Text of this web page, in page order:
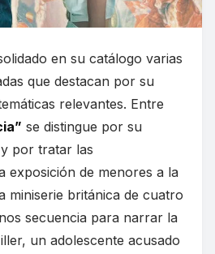
en su catálogo varias
que destacan por su
relevantes. Entre
se distingue por su
por tratar las
exposición de menores a la
miniserie británica de cuatro
secuencia para narrar la
un adolescente acusado